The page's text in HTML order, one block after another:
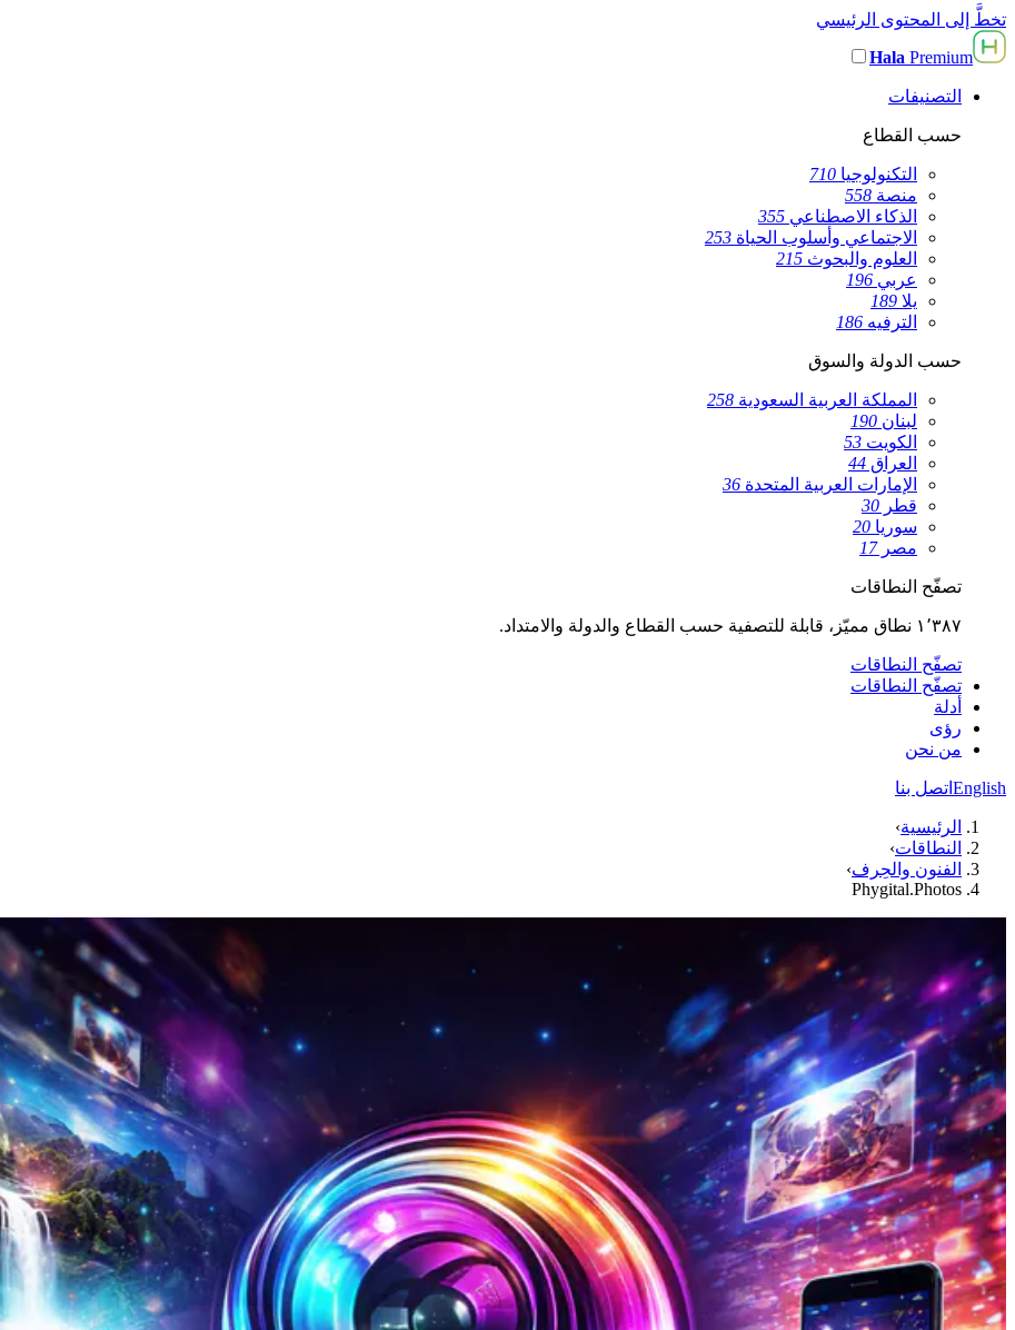
تخطَّ إلى المحتوى الرئيسي
Hala Premium
التصنيفات
حسب القطاع
التكنولوجيا 710
منصة 558
الذكاء الاصطناعي 355
الاجتماعي وأسلوب الحياة 253
العلوم والبحوث 215
عربي 196
يلا 189
الترفيه 186
حسب الدولة والسوق
المملكة العربية السعودية 258
لبنان 190
الكويت 53
العراق 44
الإمارات العربية المتحدة 36
قطر 30
سوريا 20
مصر17
تصفّح النطاقات
١٬٣٨٧ نطاق مميّز، قابلة للتصفية حسب القطاع والدولة والامتداد.
تصفّح النطاقات
تصفّح النطاقات
أدلة
رؤى
من نحن
English اتصل بنا
الرئيسية›
النطاقات›
الفنون والحِرف›
Phygital.Photos